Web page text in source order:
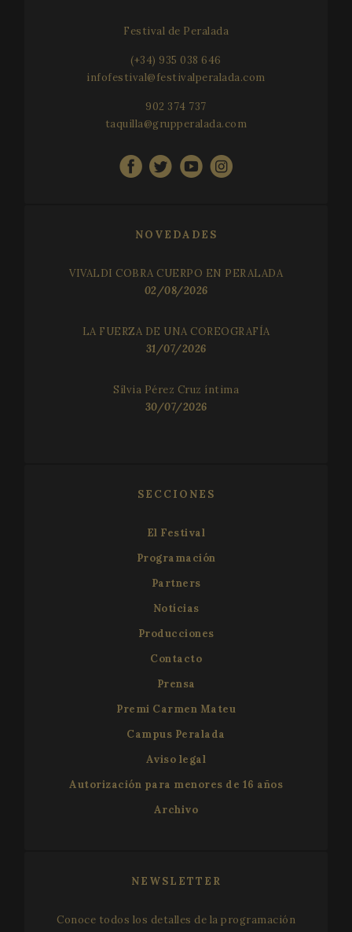
Festival de Peralada
(+34) 935 038 646
infofestival@festivalperalada.com
902 374 737
taquilla@grupperalada.com
NOVEDADES
VIVALDI COBRA CUERPO EN PERALADA
02/08/2026
LA FUERZA DE UNA COREOGRAFÍA
31/07/2026
Sílvia Pérez Cruz íntima
30/07/2026
SECCIONES
El Festival
Programación
Partners
Notícias
Producciones
Contacto
Prensa
Premi Carmen Mateu
Campus Peralada
Aviso legal
Autorización para menores de 16 años
Archivo
NEWSLETTER
Conoce todos los detalles de la programación